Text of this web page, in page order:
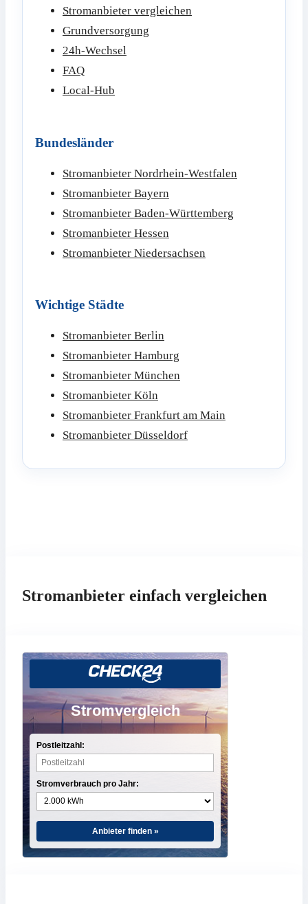
Stromanbieter vergleichen
Grundversorgung
24h-Wechsel
FAQ
Local-Hub
Bundesländer
Stromanbieter Nordrhein-Westfalen
Stromanbieter Bayern
Stromanbieter Baden-Württemberg
Stromanbieter Hessen
Stromanbieter Niedersachsen
Wichtige Städte
Stromanbieter Berlin
Stromanbieter Hamburg
Stromanbieter München
Stromanbieter Köln
Stromanbieter Frankfurt am Main
Stromanbieter Düsseldorf
Stromanbieter einfach vergleichen
Stromvergleich
Postleitzahl:
Stromverbrauch pro Jahr:
Anbieter finden »